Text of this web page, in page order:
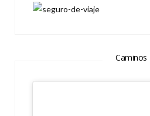
Caminos